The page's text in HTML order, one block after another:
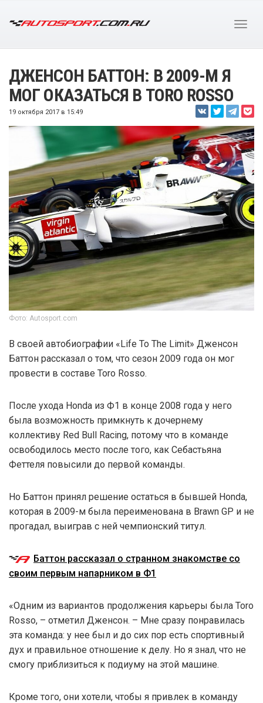
ДЖЕНСОН БАТТОН: В 2009-М Я
МОГ ОКАЗАТЬСЯ В TORO ROSSO
19 октября 2017 в 15:49
Фото: Autosport.com
В своей автобиографии «Life To The Limit» Дженсон
Баттон рассказал о том, что сезон 2009 года он мог
провести в составе Toro Rosso.
После ухода Honda из Ф1 в конце 2008 года у него
была возможность примкнуть к дочернему
коллективу Red Bull Racing, потому что в команде
освободилось место после того, как Себастьяна
Феттеля повысили до первой команды.
Но Баттон принял решение остаться в бывшей Honda,
которая в 2009-м была переименована в Brawn GP и не
прогадал, выиграв с ней чемпионский титул.
Баттон рассказал о странном знакомстве со
своим первым напарником в Ф1
«Одним из вариантов продолжения карьеры была Toro
Rosso, – отметил Дженсон. – Мне сразу понравилась
эта команда: у нее был и до сих пор есть спортивный
дух и правильное отношение к делу. Но я знал, что не
смогу приблизиться к подиуму на этой машине.
Кроме того, они хотели, чтобы я привлек в команду